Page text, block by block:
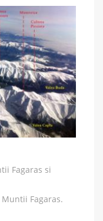
Fagaras si
Fagaras.